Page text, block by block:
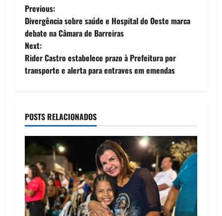
P
o
s
t
a
v
i
g
a
Previous:
Divergência sobre saúde e Hospital do Oeste marca
debate na Câmara de Barreiras
Next:
Rider Castro estabelece prazo à Prefeitura por
transporte e alerta para entraves em emendas
POSTS RELACIONADOS